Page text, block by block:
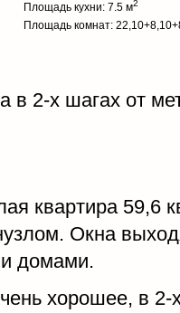
Площадь кухни: 7.5 м2
Площадь комнат:
в 2-х шагах от
квартира 59,6
Окна
домами.
хорошее, в 2-